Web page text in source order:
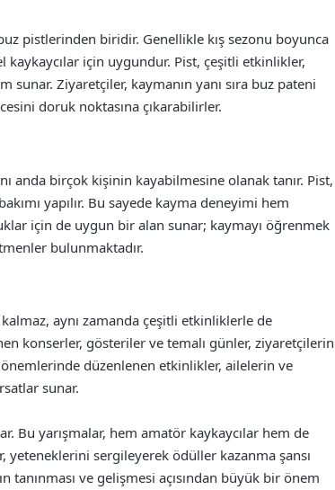
pistlerinden biridir. Genellikle kış sezonu boyunca
için uygundur. Pist, çeşitli etkinlikler,
Ziyaretçiler, kaymanın yanı sıra buz pateni
doruk noktasına çıkarabilirler.
anda birçok kişinin kayabilmesine olanak tanır. Pist,
yapılır. Bu sayede kayma deneyimi hem
için de uygun bir alan sunar; kaymayı öğrenmek
bulunmaktadır.
aynı zamanda çeşitli etkinliklerle de
konserler, gösteriler ve temalı günler, ziyaretçilerin
düzenlenen etkinlikler, ailelerin ve
sunar.
Bu yarışmalar, hem amatör kaykaycılar hem de
yeteneklerini sergileyerek ödüller kazanma şansı
tanınması ve gelişmesi açısından büyük bir önem